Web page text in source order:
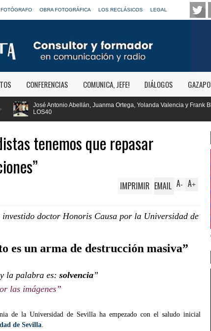
FOTÓGRAFO OBRA FOTOGRÁFICA LOS RECLÁSICOS LEGAL
CONFERENCIAS COMUNICA, JEFE! DIÁLOGOS
Ortega, Yolanda Valencia y Frank Blanco regresan a
RTVE
tenemos que repasar
A+
A-
IMPRIMIR EMAIL
doctor Honoris Causa por la Universidad de
es un arma de destrucción masiva”
y la palabra es: solvencia”
las imágenes”
de la Universidad de Sevilla ha empezado con el saludo inicial
de Sevilla.